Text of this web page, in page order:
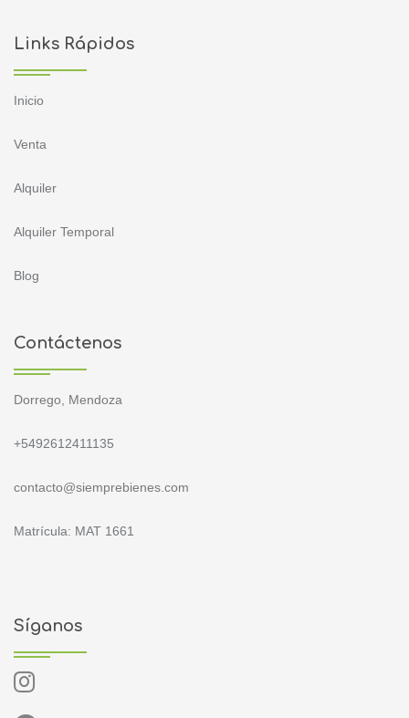
Links Rápidos
Inicio
Venta
Alquiler
Alquiler Temporal
Blog
Contáctenos
Dorrego, Mendoza
+5492612411135
contacto@siemprebienes.com
Matrícula: MAT 1661
Síganos